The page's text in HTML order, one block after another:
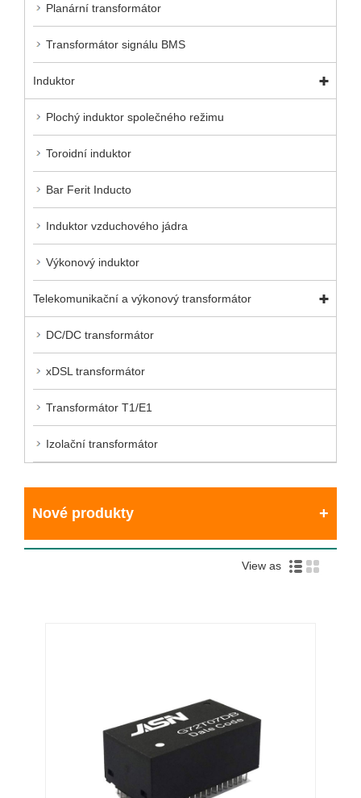
Planární transformátor
Transformátor signálu BMS
Induktor
Plochý induktor společného režimu
Toroidní induktor
Bar Ferit Inducto
Induktor vzduchového jádra
Výkonový induktor
Telekomunikační a výkonový transformátor
DC/DC transformátor
xDSL transformátor
Transformátor T1/E1
Izolační transformátor
Nové produkty
View as